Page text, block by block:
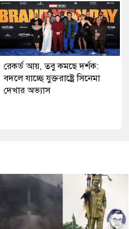
রেকর্ড আয়, তবু কমছে দর্শক:
বদলে যাচ্ছে যুক্তরাষ্ট্রে সিনেমা
দেখার অভ্যাস